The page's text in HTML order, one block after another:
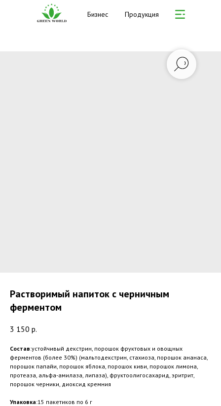
Бизнес Продукция
Растворимый напиток с черничным
ферментом
3 150 р.
Состав:устойчивый декстрин, порошок фруктовых и овощных
ферментов (более 30%) (мальтодекстрин, стахиоза, порошок ананаса,
порошок папайи, порошок яблока, порошок киви, порошок лимона,
протеаза, альфа-амилаза, липаза), фруктоолигосахарид, эритрит,
порошок черники, диоксид кремния
Упаковка:15 пакетиков по 6 г